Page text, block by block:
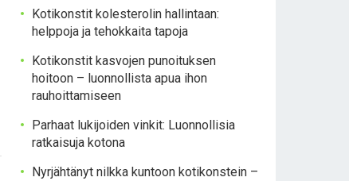
Kotikonstit kolesterolin hallintaan:
helppoja ja tehokkaita tapoja
Kotikonstit kasvojen punoituksen
hoitoon – luonnollista apua ihon
rauhoittamiseen
Parhaat lukijoiden vinkit: Luonnollisia
ratkaisuja kotona
Nyrjähtänyt nilkka kuntoon kotikonstein –